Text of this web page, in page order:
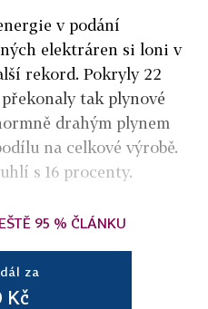
v podání
elektráren si loni v
rekord. Pokryly 22
tak plynové
drahým plynem
na celkové výrobě.
s 16 procenty.
95 % ČLÁNKU
za
Kč